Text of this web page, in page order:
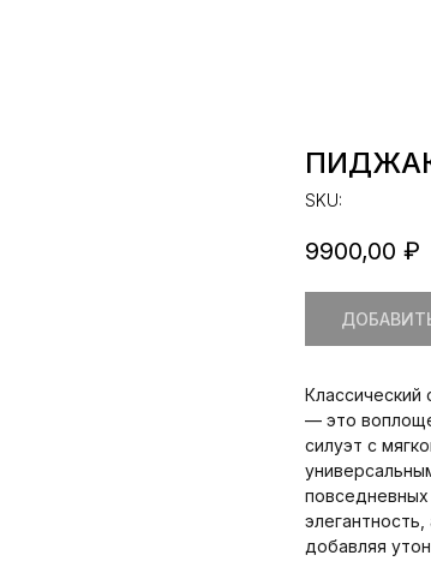
ПИДЖАК
SKU:
9900,00 ₽
— это
силуэт с
добавляя